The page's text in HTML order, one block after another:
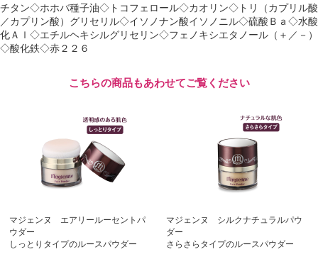
チタン◇ホホバ種子油◇トコフェロール◇カオリン◇トリ（カプリル酸
／カプリン酸）グリセリル◇イソノナン酸イソノニル◇硫酸Ｂａ◇水酸
化Ａｌ◇エチルヘキシルグリセリン◇フェノキシエタノール（＋／－）
◇酸化鉄◇赤２２６
こちらの商品もあわせてご覧ください
マジェンヌ エアリールーセントパ
ウダー
しっとりタイプのルースパウダー
マジェンヌ シルクナチュラルパウ
ダー
さらさらタイプのルースパウダー